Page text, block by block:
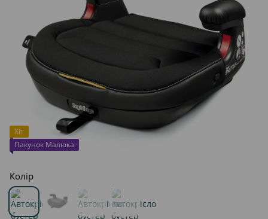
Хіт
Пакунок Малюка
Колір